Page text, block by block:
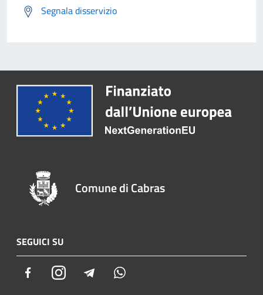
Segnala disservizio
Comune di Cabras
SEGUICI SU
FacebookInstagram Telegram